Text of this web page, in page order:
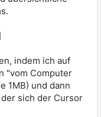
indem ich auf
"vom Computer
1MB) und dann
sich der Cursor